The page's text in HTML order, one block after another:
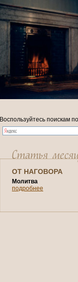
Воспользуйтесь поискам
ОТ НАГОВОРА
Молитва
подробнее